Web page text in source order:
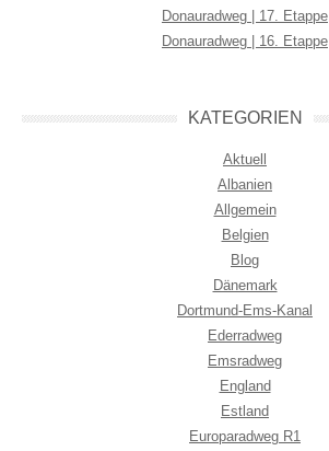
Donauradweg | 17. Etappe
Donauradweg | 16. Etappe
KATEGORIEN
Aktuell
Albanien
Allgemein
Belgien
Blog
Dänemark
Dortmund-Ems-Kanal
Ederradweg
Emsradweg
England
Estland
Europaradweg R1